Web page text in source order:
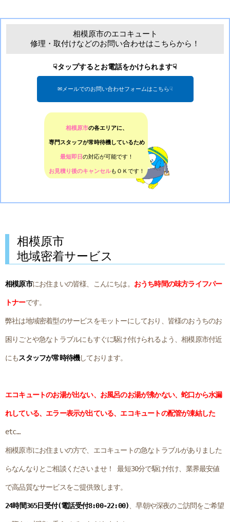
相模原市のエコキュート
修理・取付けなどのお問い合わせはこちらから！
☟タップするとお電話をかけられます☟
✉メールでのお問い合わせフォームはこちら☟
相模原市の各エリアに、
専門スタッフが常時待機しているため
最短即日の対応が可能です！
お見積り後のキャンセルもＯＫです！
相模原市
地域密着サービス
相模原市にお住まいの皆様、こんにちは。 おうち時間の味方ライフパー
トナーです。
弊社は地域密着型のサービスをモットーにしており、皆様のおうちのお
困りごとや急なトラブルにもすぐに駆け付けられるよう、相模原市付近
にもスタッフが常時待機しております。
エコキュートのお湯が出ない、お風呂のお湯が沸かない、蛇口から水漏
れしている、エラー表示が出ている、エコキュートの配管が凍結した
etc…
相模原市にお住まいの方で、エコキュートの急なトラブルがありました
らなんなりとご相談くださいませ！ 最短30分で駆け付け、業界最安値
で高品質なサービスをご提供致します。
24時間365日受付(電話受付8:00-22:00) 、早朝や深夜のご訪問をご希望